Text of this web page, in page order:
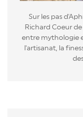
Sur les pas
Richard Coeur
entre mythologie
l'artisanat, la